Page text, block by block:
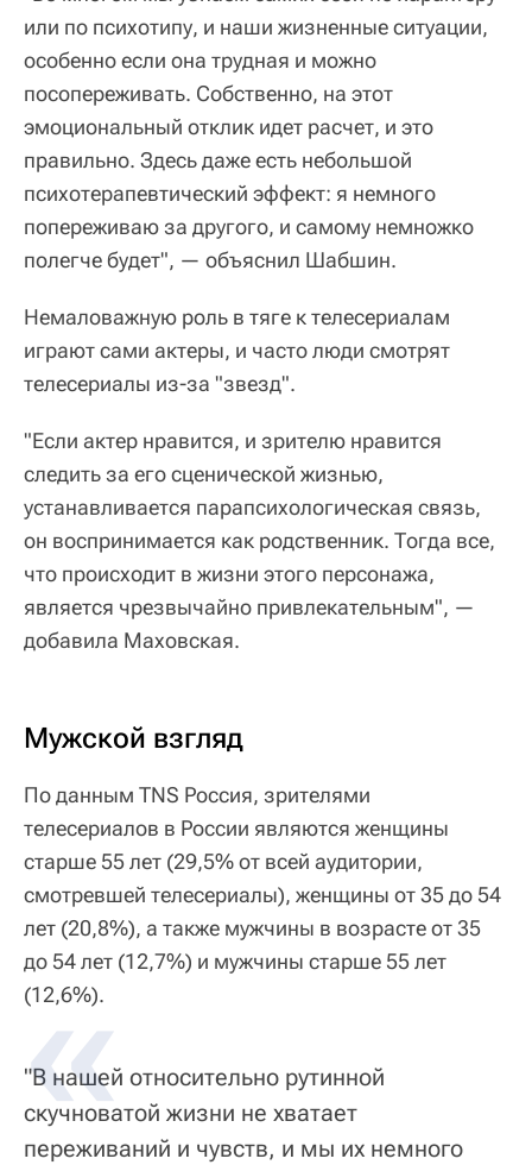
или по психотипу, и наши жизненные ситуации,
особенно если она трудная и можно
посопереживать. Собственно, на этот
эмоциональный отклик идет расчет, и это
правильно. Здесь даже есть небольшой
психотерапевтический эффект: я немного
попереживаю за другого, и самому немножко
полегче будет", — объяснил Шабшин.
Немаловажную роль в тяге к телесериалам
играют сами актеры, и часто люди смотрят
телесериалы из-за "звезд".
"Если актер нравится, и зрителю нравится
следить за его сценической жизнью,
устанавливается парапсихологическая связь,
он воспринимается как родственник. Тогда все,
что происходит в жизни этого персонажа,
является чрезвычайно привлекательным", —
добавила Маховская.
Мужской взгляд
По данным TNS Россия, зрителями
телесериалов в России являются женщины
старше 55 лет (29,5% от всей аудитории,
смотревшей телесериалы), женщины от 35 до 54
лет (20,8%), а также мужчины в возрасте от 35
до 54 лет (12,7%) и мужчины старше 55 лет
(12,6%).
"В нашей относительно рутинной
скучноватой жизни не хватает
переживаний и чувств, и мы их немного